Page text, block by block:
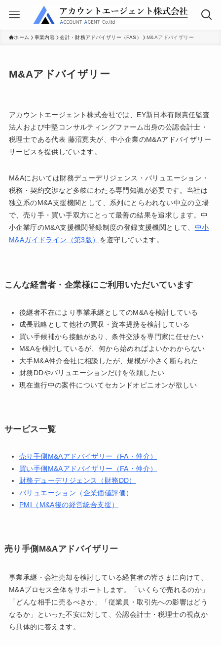
ホーム 事業内容 会計・財務アドバイザリー（FAS） M&Aアドバイザリー
M&Aアドバイザリー
アカウントエージェント株式会社では、EY新日本有限責任監査
法人および中堅コンサルティングファーム出身の公認会計士・
税理士である代表 藤沼寛夫が、中小企業のM&Aアドバイザリー
サービスを提供しています。
M&Aにおいては財務デューデリジェンス・バリュエーション・
税務・契約交渉など多岐にわたる専門知識が必要です。当社は
独立系のM&A支援機関として、系列にとらわれない中立の立場
で、売り手・買い手双方にとって最善の結果を追求します。中
小企業庁のM&A支援機関登録制度の登録支援機関として、 中小
M&Aガイドライン（第3版） を遵守しています。
こんな経営者・企業様にご利用いただいています
後継者不在により事業承継としてのM&Aを検討している
成長戦略として他社の買収・資本提携を検討している
買い手候補から接触があり、条件交渉を専門家に任せたい
M&Aを検討しているが、何から始めればよいかわからない
大手M&A仲介会社に相談したが、規模が小さく断られた
財務DDやバリュエーションだけを依頼したい
現在進行中の案件についてセカンドオピニオンが欲しい
サービス一覧
売り手側M&Aアドバイザリー（FA・仲介）
買い手側M&Aアドバイザリー（FA・仲介）
財務デューデリジェンス（財務DD）
バリュエーション（企業価値評価）
PMI（M&A後の経営統合支援）
売り手側M&Aアドバイザリー
事業承継・会社売却を検討している経営者の皆さまに向けて、
M&Aプロセス全体をサポートします。「いくらで売れるのか」
「どんな相手に売るべきか」「従業員・取引先への影響はどう
なるか」といった不安に対して、公認会計士・税理士の視点か
ら具体的に答えます。